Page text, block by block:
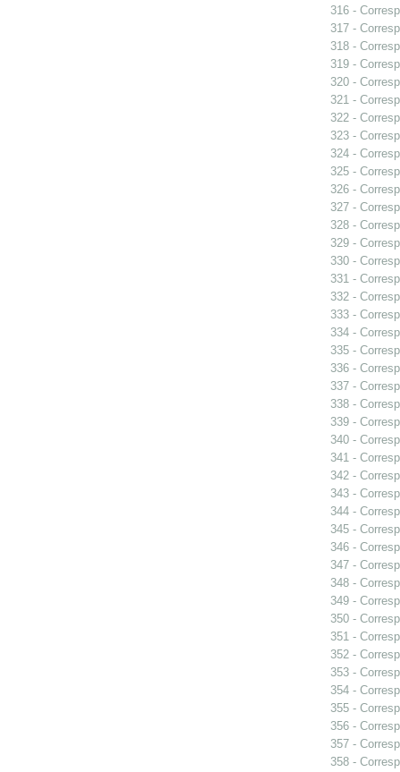
316 -
317 -
318 -
319 -
320 -
321 -
322 -
323 -
324 -
325 -
326 -
327 -
328 -
329 -
330 -
331 -
332 -
333 -
334 -
335 -
336 -
337 -
338 -
339 -
340 -
341 -
342 -
343 -
344 -
345 -
346 -
347 -
348 -
349 -
350 -
351 -
352 -
353 -
354 -
355 -
356 -
357 -
358 -